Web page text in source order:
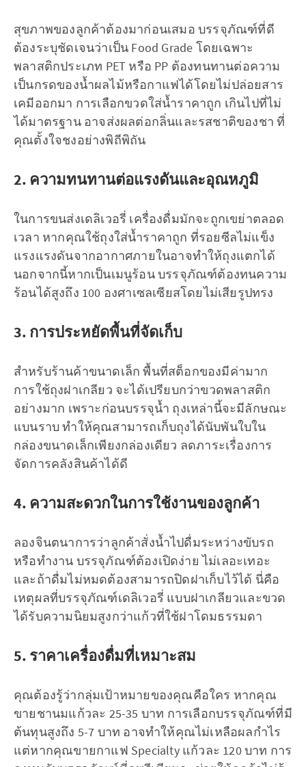
สุขภาพของลูกค้าต้องมาก่อนเสมอ บรรจุภัณฑ์ที่ดี
ต้องระบุชัดเจนว่าเป็น Food Grade โดยเฉพาะ
พลาสติกประเภท PET หรือ PP ต้องทนทานต่อความ
เป็นกรดของน้ำผลไม้หรือกาแฟได้โดยไม่ปล่อยสาร
เคมีออกมา การเลือกขวดใส่น้ำราคาถูก เกินไปที่ไม่
ได้มาตรฐาน อาจส่งผลต่อกลิ่นและรสชาติของชา ที่
คุณตั้งใจชงอย่างพิถีพิถัน
2. ความทนทานต่อแรงดันและอุณหภูมิ
ในการขนส่งเดลิเวอรี่ เครื่องดื่มมักจะถูกเขย่าตลอด
เวลา หากคุณใช้ถุงใส่น้ำราคาถูก ที่รอยซีลไม่แข็ง
แรงแรงดันจากอากาศภายในอาจทำให้ถุงแตกได้
นอกจากนี้หากเป็นเมนูร้อน บรรจุภัณฑ์ต้องทนความ
ร้อนได้สูงถึง 100 องศาเซลเซียสโดยไม่เสียรูปทรง
3. การประหยัดพื้นที่จัดเก็บ
สำหรับร้านค้าขนาดเล็ก พื้นที่สต็อกของมีค่ามาก
การใช้ถุงฝาเกลียว จะได้เปรียบกว่าขวดพลาสติก
อย่างมาก เพราะก่อนบรรจุน้ำ ถุงเหล่านี้จะมีลักษณะ
แบนราบ ทำให้คุณสามารถเก็บถุงได้นับพันใบใน
กล่องขนาดเล็กเพียงกล่องเดียว ลดภาระเรื่องการ
จัดการคลังสินค้าได้ดี
4. ความสะดวกในการใช้งานของลูกค้า
ลองจินตนาการว่าลูกค้าสั่งน้ำไปดื่มระหว่างขับรถ
หรือทำงาน บรรจุภัณฑ์ต้องเปิดง่าย ไม่เลอะเทอะ
และถ้าดื่มไม่หมดต้องสามารถปิดฝาเก็บไว้ได้ นี่คือ
เหตุผลที่บรรจุภัณฑ์เดลิเวอรี่ แบบฝาเกลียวและขวด
ได้รับความนิยมสูงกว่าแก้วที่ใช้ฝาโดมธรรมดา
5. ราคาเครื่องดื่มที่เหมาะสม
คุณต้องรู้ว่ากลุ่มเป้าหมายของคุณคือใคร หากคุณ
ขายชานมแก้วละ 25-35 บาท การเลือกบรรจุภัณฑ์ที่มี
ต้นทุนสูงถึง 5-7 บาท อาจทำให้คุณไม่เหลือผลกำไร
แต่หากคุณขายกาแฟ Specialty แก้วละ 120 บาท การ